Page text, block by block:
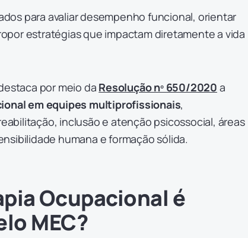
para avaliar desempenho funcional, orientar
estratégias que impactam diretamente a vida
por meio da Resolução nº 650/2020 a
em equipes multiprofissionais,
inclusão e atenção psicossocial, áreas
humana e formação sólida.
Ocupacional é
MEC?